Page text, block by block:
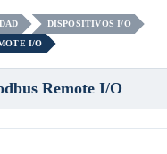
DISPOSITIVOS I/O
I/O
Remote I/O